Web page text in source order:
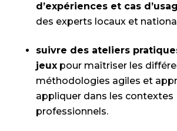
d’expériences et cas
des experts locaux et
suivre des ateliers
jeuxpour maîtriser les
méthodologies agiles et
appliquer dans les contextes
professionnels.